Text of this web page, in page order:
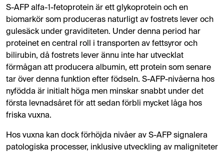
S-AFP alfa-1-fetoprotein är ett glykoprotein och en
biomarkör som produceras naturligt av fostrets lever och
gulesäck under graviditeten. Under denna period har
proteinet en central roll i transporten av fettsyror och
bilirubin, då fostrets lever ännu inte har utvecklat
förmågan att producera albumin, ett protein som senare
tar över denna funktion efter födseln. S-AFP-nivåerna hos
nyfödda är initialt höga men minskar snabbt under det
första levnadsåret för att sedan förbli mycket låga hos
friska vuxna.
Hos vuxna kan dock förhöjda nivåer av S-AFP signalera
patologiska processer, inklusive utveckling av maligniteter